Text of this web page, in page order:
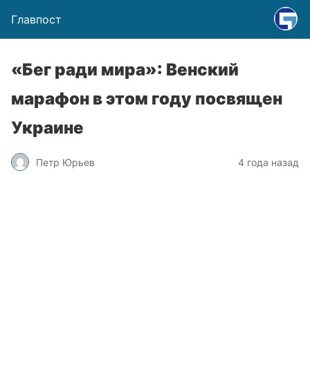
Главпост
«Бег ради мира»: Венский
марафон в этом году посвящен
Украине
Петр Юрьев 4 года назад